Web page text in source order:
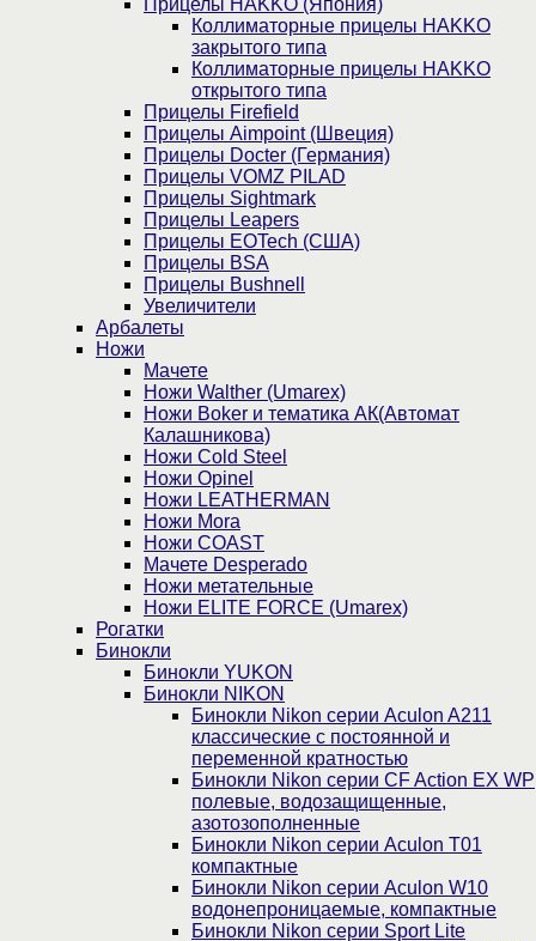
Коллиматорные прицелы HAKKO
закрытого типа
Коллиматорные прицелы HAKKO
открытого типа
Прицелы Firefield
Прицелы Aimpoint (Швеция)
Прицелы Docter (Германия)
Прицелы VOMZ PILAD
Прицелы Sightmark
Прицелы Leapers
Прицелы EOTech (США)
Прицелы BSA
Прицелы Bushnell
Увеличители
Арбалеты
Ножи
Мачете
Ножи Walther (Umarex)
Ножи Boker и тематика АК(Автомат
Калашникова)
Ножи Cold Steel
Ножи Opinel
Ножи LEATHERMAN
Ножи Mora
Ножи COAST
Мачете Desperado
Ножи метательные
Ножи ELITE FORCE (Umarex)
Рогатки
Бинокли
Бинокли YUKON
Бинокли NIKON
Бинокли Nikon серии Aculon A211
классические с постоянной и
переменной кратностью
Бинокли Nikon серии СF Action EX WP
полевые, водозащищенные,
азотозополненные
Бинокли Nikon серии Aculon T01
компактные
Бинокли Nikon серии Aculon W10
водонепроницаемые, компактные
Бинокли Nikon серии Sport Lite